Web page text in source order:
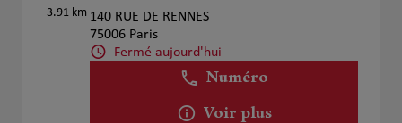
3.91 km 140 RUE DE RENNES
75006 Paris
Fermé aujourd'hui
Numéro
Voir plus